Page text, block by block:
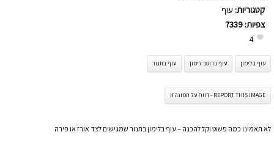
קטגוריות: עוף
צפיות: 7339
4
עוף בלימון עוף ברוטב לימון עוף בתנור
REPORT THIS IMAGE - דווח על תמונה זו
לא תאמינו כמה פשוט וקל להכנה – עוף בלימון בתנור שמגישים לצד אורז או פירה